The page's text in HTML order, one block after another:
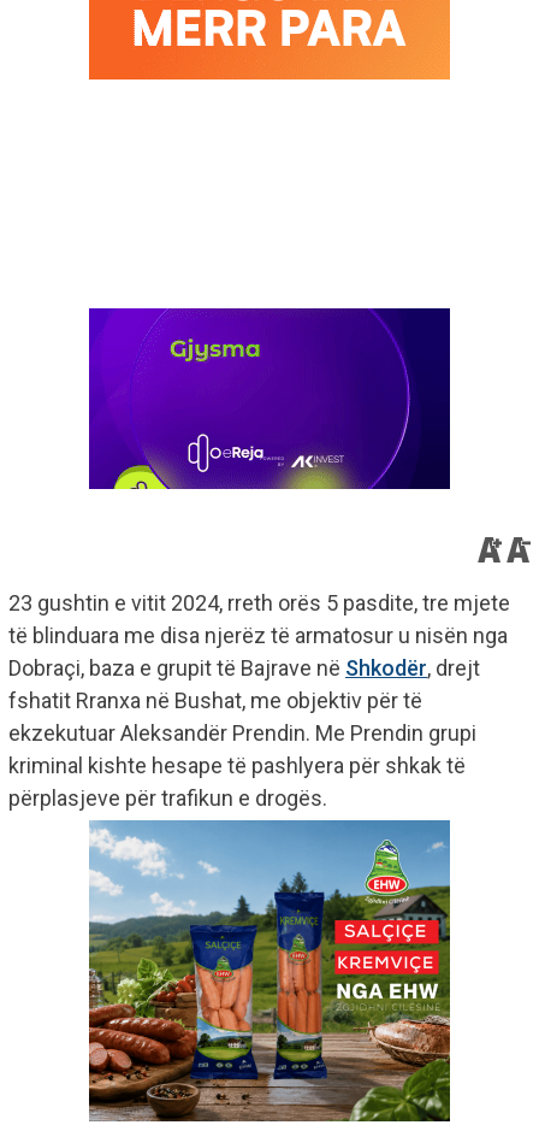
23 gushtin e vitit 2024, rreth orës 5 pasdite, tre mjete
të blinduara me disa njerëz të armatosur u nisën nga
Dobraçi, baza e grupit të Bajrave në Shkodër, drejt
fshatit Rranxa në Bushat, me objektiv për të
ekzekutuar Aleksandër Prendin. Me Prendin grupi
kriminal kishte hesape të pashlyera për shkak të
përplasjeve për trafikun e drogës.